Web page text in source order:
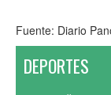
Fuente: Diario
DEPORTES